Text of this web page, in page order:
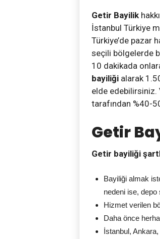
Getir Bayilik
İstanbul Türkiye
Türkiye’de pazar
seçili bölgelerde
10 dakikada
bayiliği alarak
elde edebilirsiniz.
tarafından %40-
Getir
Getir bayiliği
Bayiliği almak
nedeni ise, depo
Hizmet verilen
Daha önce
İstanbul,